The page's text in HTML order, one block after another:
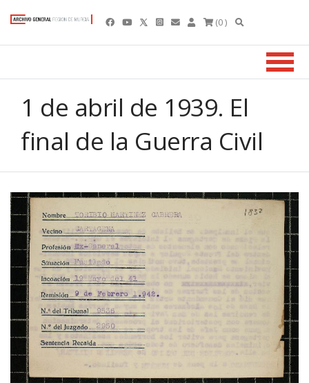
(0 )
1 de abril de 1939. El
final de la Guerra Civil